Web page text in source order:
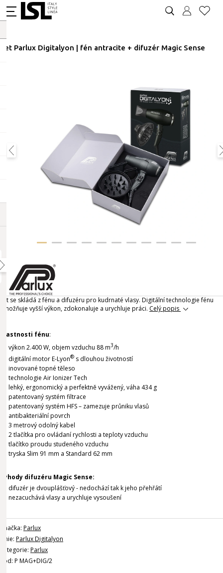
Set Parlux Digitalyon | fén antracite + difuzér Magic Sense
Set se skládá z fénu a difuzéru pro kudrnaté vlasy. Digitální technologie fénu
umožňuje vyšší výkon, zdokonaluje a urychluje práci. Celý popis
Vlastnosti fénu:
výkon 2.400 W, objem vzduchu 88 m3/h
digitální motor E-Lyon® s dlouhou životností
inovované topné těleso
technologie Air Ionizer Tech
lehký, ergonomický a perfektně vyvážený, váha 434 g
patentovaný systém filtrace
patentovaný systém HFS – zamezuje průniku vlasů
antibakteriální povrch
3 metrový odolný kabel
2 tlačítka pro ovládaní rychlosti a teploty vzduchu
tlačítko proudu studeného vzduchu
tryska Slim 91 mm a Standard 62 mm
Výhody difuzéru Magic Sense:
difuzér je dvouplášťový - nedochází tak k jeho přehřátí
nezacuchává vlasy a urychluje vysoušení
Značka: Parlux
Linie: Parlux Digitalyon
Kategorie: Parlux
Kód: P MAG+DIG/2